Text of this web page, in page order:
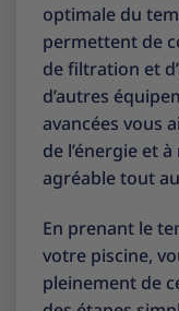
optimale du
permettent de
de filtration et
d’autres
avancées vous
de l’énergie et
agréable tout
En prenant le
votre piscine,
pleinement de